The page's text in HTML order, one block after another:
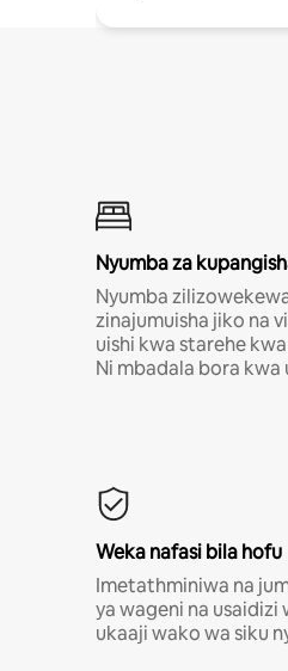
Nyumba za
Nyumba
zinajumuisha jiko na
uishi kwa starehe
Ni mbadala bora
Weka nafasi bila hofu
Imetathminiwa na
ya wageni na usaidizi
ukaaji wako wa siku